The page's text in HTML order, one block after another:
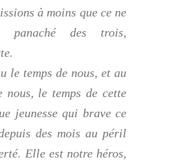
à moins que ce ne
des trois,
le temps de nous, et au
nous, le temps de cette
jeunesse qui brave ce
des mois au péril
Elle est notre héros,